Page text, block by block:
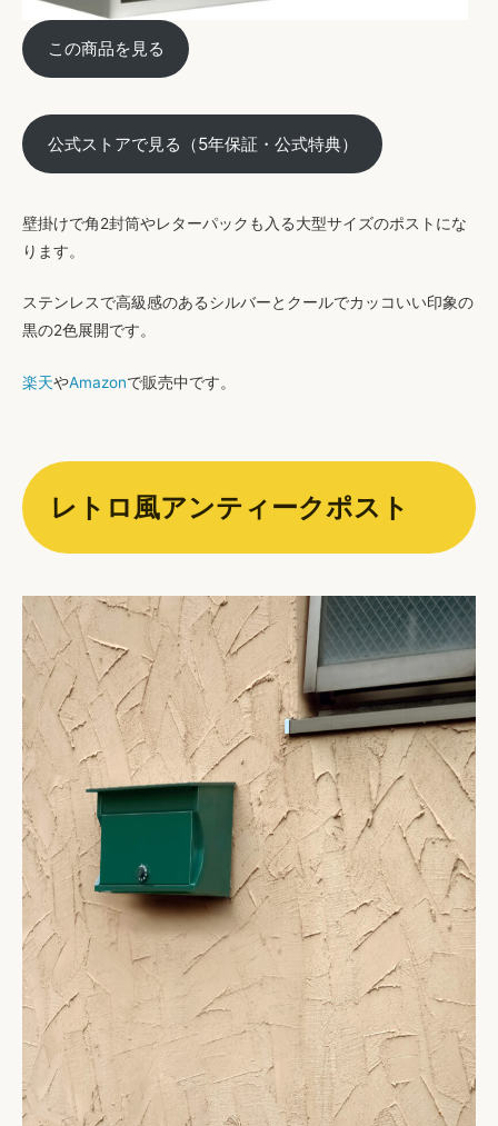
この商品を見る
公式ストアで見る（5年保証・公式特典）
壁掛けで角2封筒やレターパックも入る大型サイズのポスト にな
ります。
ステンレスで高級感のあるシルバーとクールでカッコいい印象の
黒の2色展開です。
楽天やAmazonで販売中です。
レトロ風アンティークポスト